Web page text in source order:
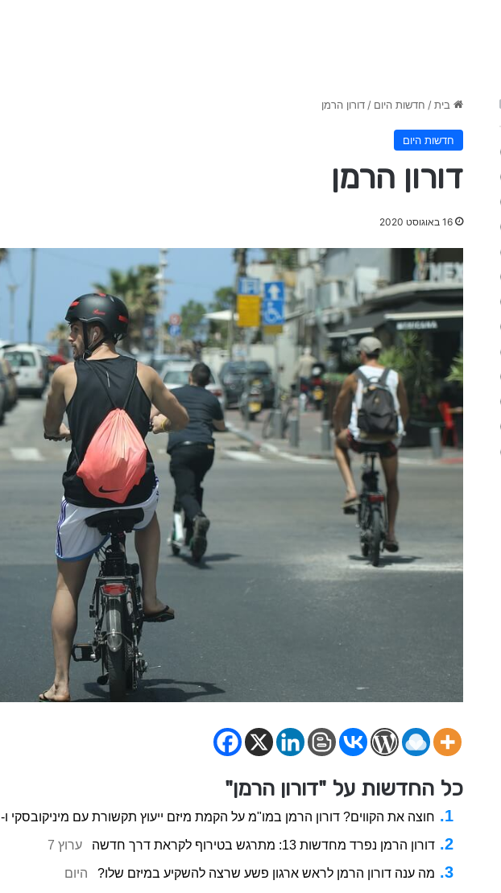
בית / חדשות היום / דורון הרמן
חדשות היום
דורון הרמן
16 באוגוסט 2020
כל החדשות על "דורון הרמן"
חוצה את הקווים? דורון הרמן במו"מ על הקמת מיזם ייעוץ תקשורת עם מיניקובסקי ו-MFU
דורון הרמן נפרד מחדשות 13: מתרגש בטירוף לקראת דרך חדשה ערוץ 7
מה ענה דורון הרמן לראש ארגון פשע שרצה להשקיע במיזם שלו? היום